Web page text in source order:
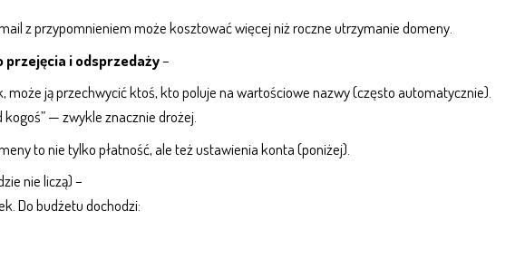
z przypomnieniem może kosztować więcej niż roczne utrzymanie domeny.
przejęcia i odsprzedaży–
może ją przechwycić ktoś, kto poluje na wartościowe nazwy (często automatycznie).
— zwykle znacznie drożej.
to nie tylko płatność, ale też ustawienia konta (poniżej).
nie liczą) –
Do budżetu dochodzi: